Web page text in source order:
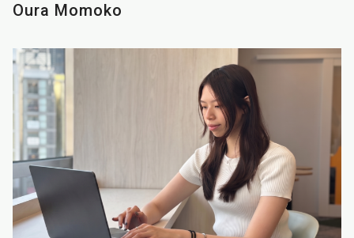
Oura Momoko